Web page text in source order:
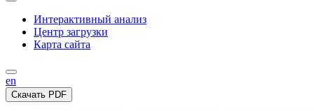
Интерактивный анализ
Центр загрузки
Карта сайта
en
Скачать PDF